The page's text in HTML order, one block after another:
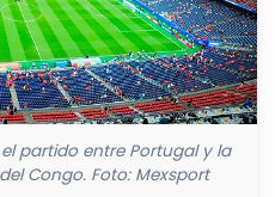
partido entre Portugal y la
Congo. Foto: Mexsport